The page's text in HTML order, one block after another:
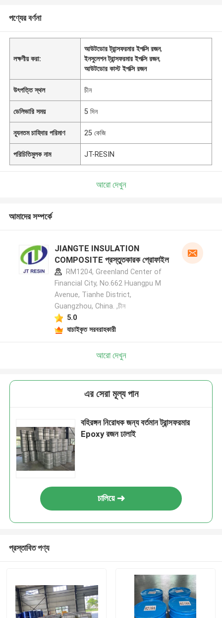
পণ্যের বর্ণনা
লক্ষণীয় করা:
আউটডোর ট্রান্সফরমার ইপক্সি রজন,
ইনসুলেশন ট্রান্সফরমার ইপক্সি রজন,
আউটডোর কাস্ট ইপক্সি রজন
উৎপত্তি স্থল চীন
ডেলিভারি সময় 5 দিন
ন্যূনতম চাহিদার পরিমাণ 25 কেজি
পরিচিতিমুলক নাম JT-RESIN
আরো দেখুন
আমাদের সম্পর্কে
JIANGTE INSULATION
COMPOSITE প্রস্তুতকারক প্রোফাইল
RM1204, Greenland Center of
Financial City, No.662 Huangpu M
Avenue, Tianhe District,
Guangzhou, China. ,চীন
5.0
যাচাইকৃত সরবরাহকারী
আরো দেখুন
এর সেরা মূল্য পান
বহিরঙ্গন নিরোধক জন্য বর্তমান ট্রান্সফরমার
Epoxy রজন ঢালাই
চালিয়ে
প্রস্তাবিত পণ্য